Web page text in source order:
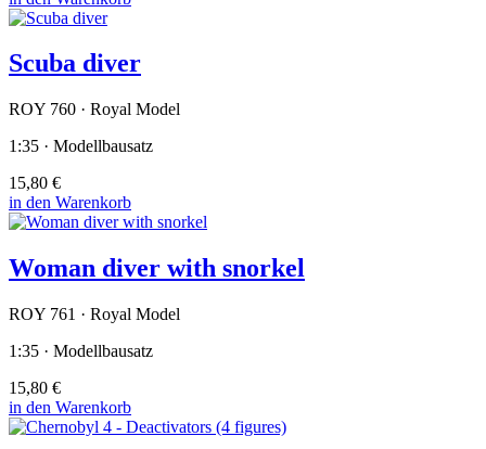
Scuba diver
ROY 760 · Royal Model
1:35 · Modellbausatz
15,80 €
in den Warenkorb
Woman diver with snorkel
ROY 761 · Royal Model
1:35 · Modellbausatz
15,80 €
in den Warenkorb